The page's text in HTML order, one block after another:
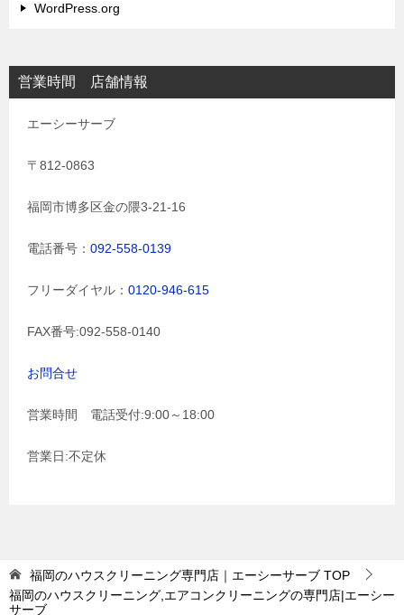
WordPress.org
営業時間 店舗情報
エーシーサーブ
〒812-0863
福岡市博多区金の隈3-21-16
電話番号： 092-558-0139
フリーダイヤル： 0120-946-615
FAX番号:092-558-0140
お問合せ
営業時間 電話受付:9:00～18:00
営業日:不定休
福岡のハウスクリーニング専門店｜エーシーサーブ TOP
福岡のハウスクリーニング,エアコンクリーニングの専門店|エーシー
サーブ